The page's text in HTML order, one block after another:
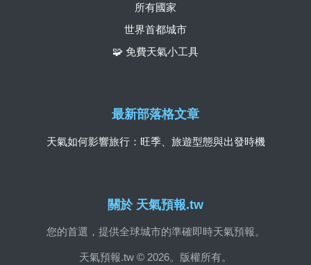
關於 天氣預報.tw
您的首選，提供全球城市的準確即時天氣預報。
天氣預報.tw © 2026。版權所有。
所有國家
世界首都城市
🧩 免費天氣小工具
最新部落格文章
天氣如何影響旅行：旺季、旅遊型態與出發時機